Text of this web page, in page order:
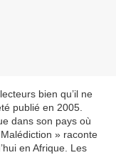
bien qu’il ne
publié en 2005.
dans son pays où
» raconte
en Afrique. Les